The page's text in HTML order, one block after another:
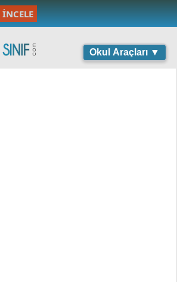
İNCELE
Okul Araçları ▼